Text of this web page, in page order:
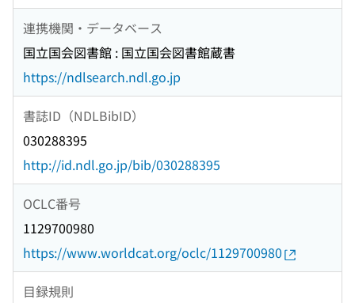
連携機関・データベース
国立国会図書館 : 国立国会図書館蔵書
https://ndlsearch.ndl.go.jp
書誌ID（NDLBibID）
030288395
http://id.ndl.go.jp/bib/030288395
OCLC番号
1129700980
https://www.worldcat.org/oclc/1129700980
目録規則